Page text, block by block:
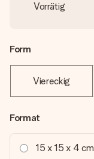
Vorrätig
Form
Viereckig
Format
15 x 15 x 4 cm